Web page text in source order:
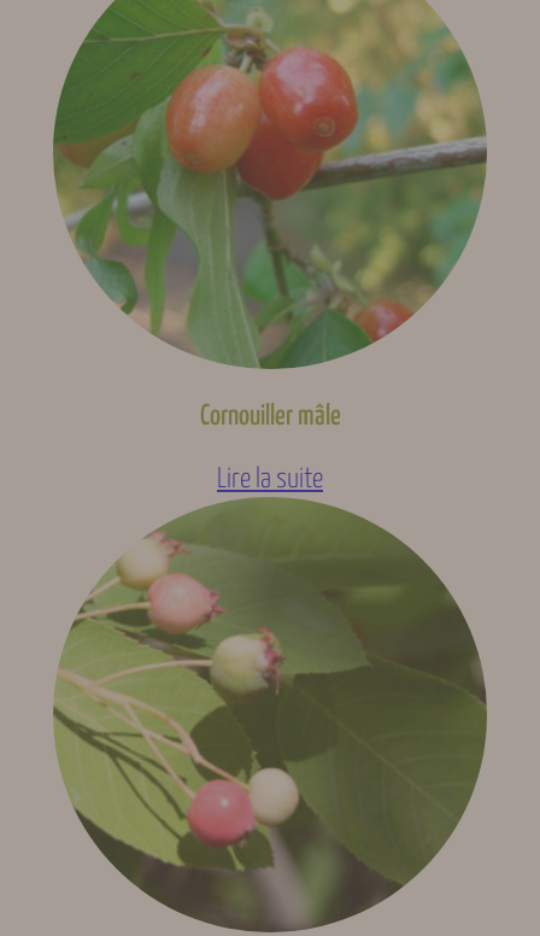
Cornouiller mâle
Lire la suite